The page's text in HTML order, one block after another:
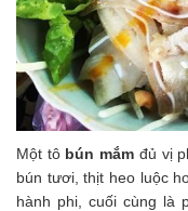
Một tô bún mắm đủ vị
bún tươi, thịt heo luộc
hành phi, cuối cùng là